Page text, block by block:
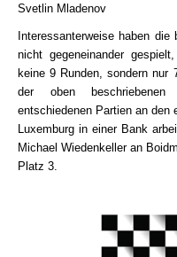
Svetlin Mladenov
Interessanterweise haben die
nicht gegeneinander
keine 9 Runden, sondern nur
der oben
entschiedenen Partien an den
Luxemburg in einer Bank
Michael Wiedenkeller an
Platz 3.